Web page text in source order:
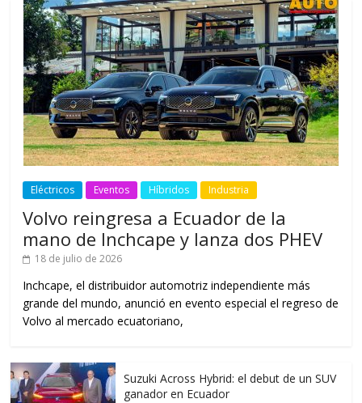
Eléctricos Eventos Híbridos Industria
Volvo reingresa a Ecuador de la
mano de Inchcape y lanza dos PHEV
18 de julio de 2026
Inchcape, el distribuidor automotriz independiente más
grande del mundo, anunció en evento especial el regreso de
Volvo al mercado ecuatoriano,
Suzuki Across Hybrid: el debut de un SUV
ganador en Ecuador